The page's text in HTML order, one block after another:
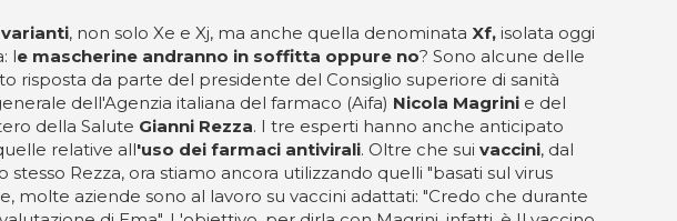
, non solo Xe e Xj, ma anche quella denominata Xf, isolata oggi
le mascherine andranno in soffitta oppure no? Sono alcune delle
risposta da parte del presidente del Consiglio superiore di sanità
dell'Agenzia italiana del farmaco (Aifa) Nicola Magrini e del
della Salute Gianni Rezza. I tre esperti hanno anche anticipato
relative all'uso dei farmaci antivirali. Oltre che sui vaccini, dal
Rezza, ora stiamo ancora utilizzando quelli "basati sul virus
molte aziende sono al lavoro su vaccini adattati: "Credo che durante